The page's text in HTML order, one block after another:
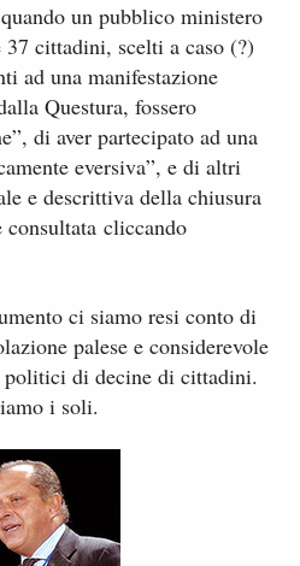
un pubblico ministero
cittadini, scelti a caso (?)
ad una manifestazione
Questura, fossero
di aver partecipato ad una
eversiva”, e di altri
e descrittiva della chiusura
consultata cliccando
ci siamo resi conto di
palese e considerevole
di decine di cittadini.
i soli.